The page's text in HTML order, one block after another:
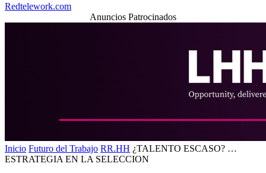
Redtelework.com
Anuncios Patrocinados
Inicio Futuro del Trabajo RR.HH ¿TALENTO ESCASO? …
ESTRATEGIA EN LA SELECCION